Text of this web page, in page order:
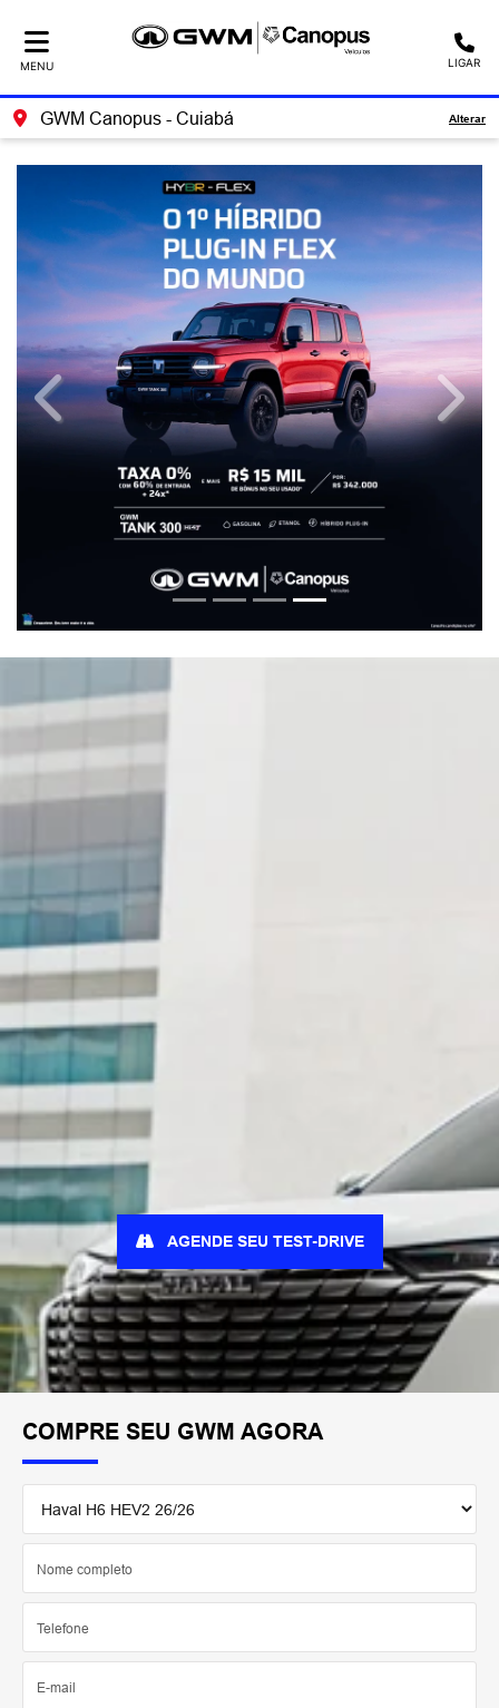
MENU LIGAR
GWM Canopus - Cuiabá Alterar
templates.template-
COMPRE SEU GWM AGORA
AGENDE SEU TEST-DRIVE